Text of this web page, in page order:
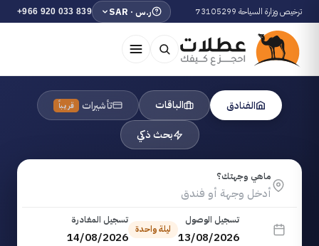
ترخيص وزارة السياحة 73105299 ر.س · SAR +966 920 033 839
الفنادق الباقات تأشيرات قريباً
بحث ذكي
ماهي وجهتك؟
تسجيل الوصول
13/08/2026
ليلة واحدة
تسجيل المغادرة
14/08/2026